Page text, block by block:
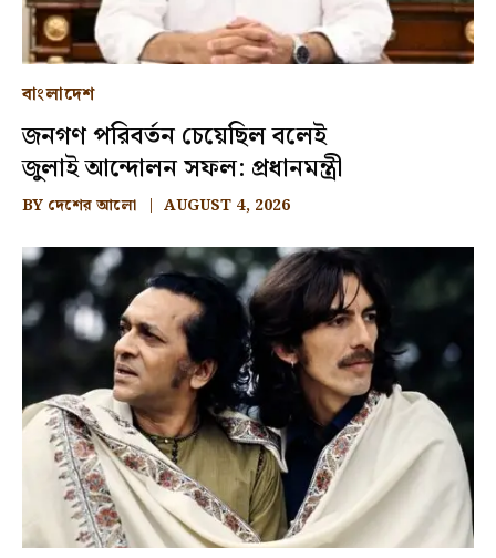
বাংলাদেশ
জনগণ পরিবর্তন চেয়েছিল বলেই
জুলাই আন্দোলন সফল: প্রধানমন্ত্রী
BY দেশের আলো AUGUST 4, 2026